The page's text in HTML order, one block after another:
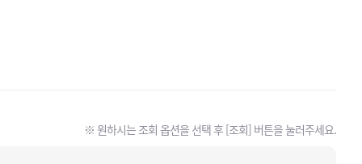
※ 원하시는 조회 옵션을 선택 후 [조회] 버튼을 눌러주세요.